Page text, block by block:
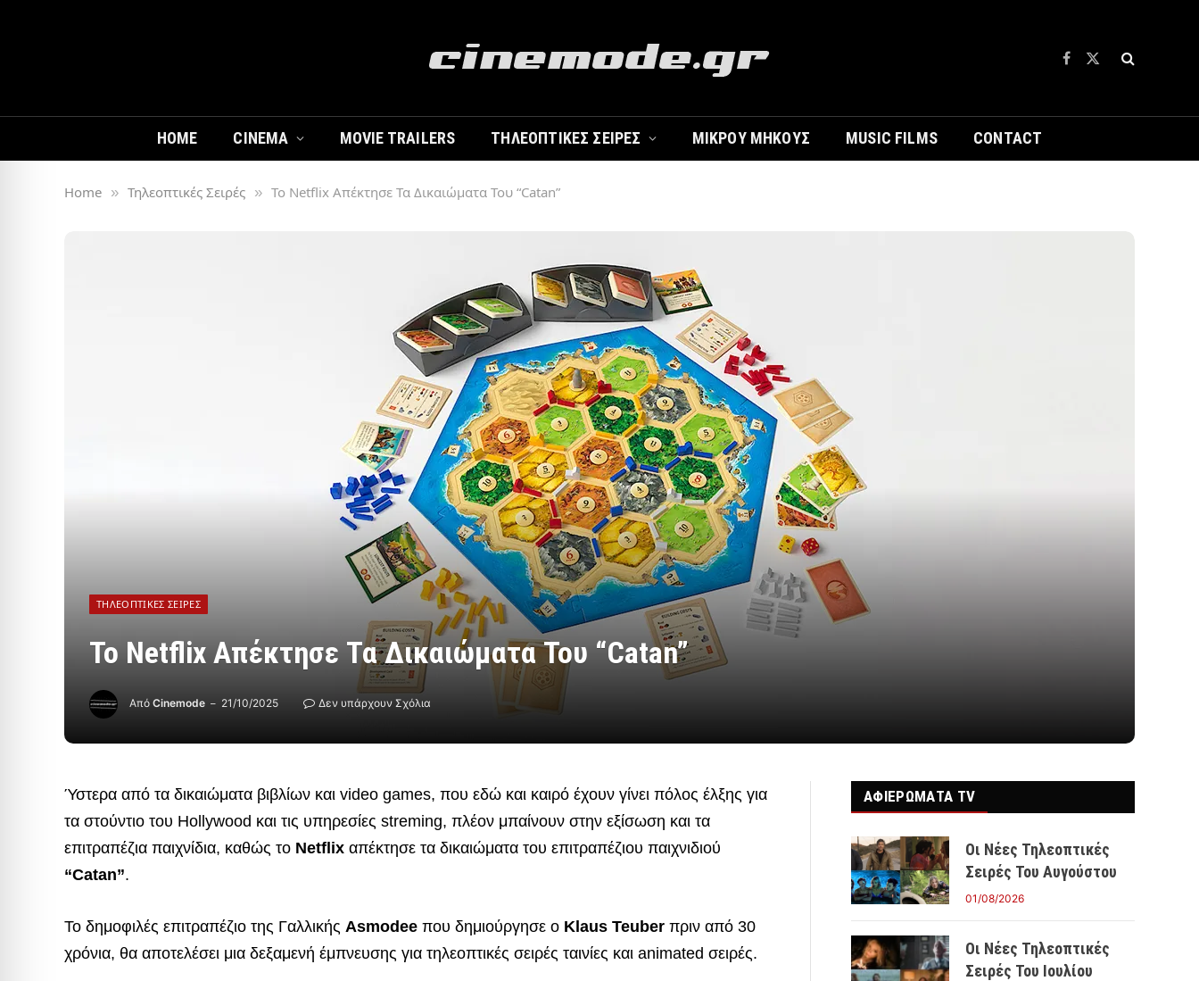
Facebook
X
HOME CINEMA MOVIE TRAILERS ΤΗΛΕΟΠΤΙΚΈΣ ΣΕΙΡΈΣ ΜΙΚΡΟΎ ΜΉΚΟΥΣ MUSIC FILMS CONTACT
Home » Τηλεοπτικές Σειρές » Το Netflix Απέκτησε Τα Δικαιώματα Του “Catan”
ΤΗΛΕΟΠΤΙΚΈΣ ΣΕΙΡΈΣ
Το Netflix Απέκτησε Τα Δικαιώματα Του “Catan”
Από Cinemode 21/10/2025 Δεν υπάρχουν Σχόλια
Ύστερα από τα δικαιώματα βιβλίων και video games, που εδώ και καιρό έχουν γίνει πόλος έλξης για
τα στούντιο του Hollywood και τις υπηρεσίες streming, πλέον μπαίνουν στην εξίσωση και τα
επιτραπέζια παιχνίδια, καθώς το Netflix απέκτησε τα δικαιώματα του επιτραπέζιου παιχνιδιού
“Catan”.
Το δημοφιλές επιτραπέζιο της Γαλλικής Asmodee που δημιούργησε ο Klaus Teuber πριν από 30
χρόνια, θα αποτελέσει μια δεξαμενή έμπνευσης για τηλεοπτικές σειρές ταινίες και animated σειρές.
ΑΦΙΕΡΩΜΑΤΑ TV
Οι Νέες Τηλεοπτικές
Σειρές Του Αυγούστου
01/08/2026
Οι Νέες Τηλεοπτικές
Σειρές Του Ιουλίου